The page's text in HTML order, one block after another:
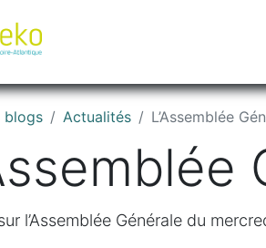
blogs Actualités L’Assemblée
l’Assemblée Générale du